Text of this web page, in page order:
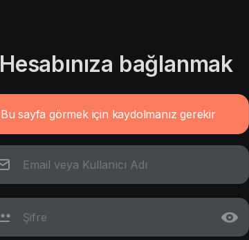
Hesabınıza bağlanmak
Bu sayfa görmek için kaydolmanız gerekir